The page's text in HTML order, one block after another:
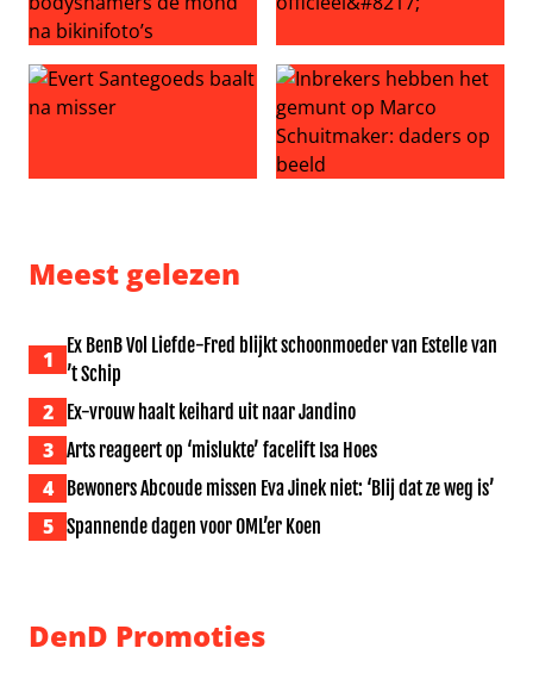
Verloofde Cristiano Ronaldo snoert bodyshamers de
‘Jan Smit maakt relatie met
Meest gelezen
1
Ex BenB Vol Liefde-Fred blijkt schoonmoeder van Estelle van
’t Schip
2 Ex-vrouw haalt keihard uit naar Jandino
3 Arts reageert op ‘mislukte’ facelift Isa Hoes
4 Bewoners Abcoude missen Eva Jinek niet: ‘Blij dat ze weg is’
5 Spannende dagen voor OML’er Koen
DenD Promoties